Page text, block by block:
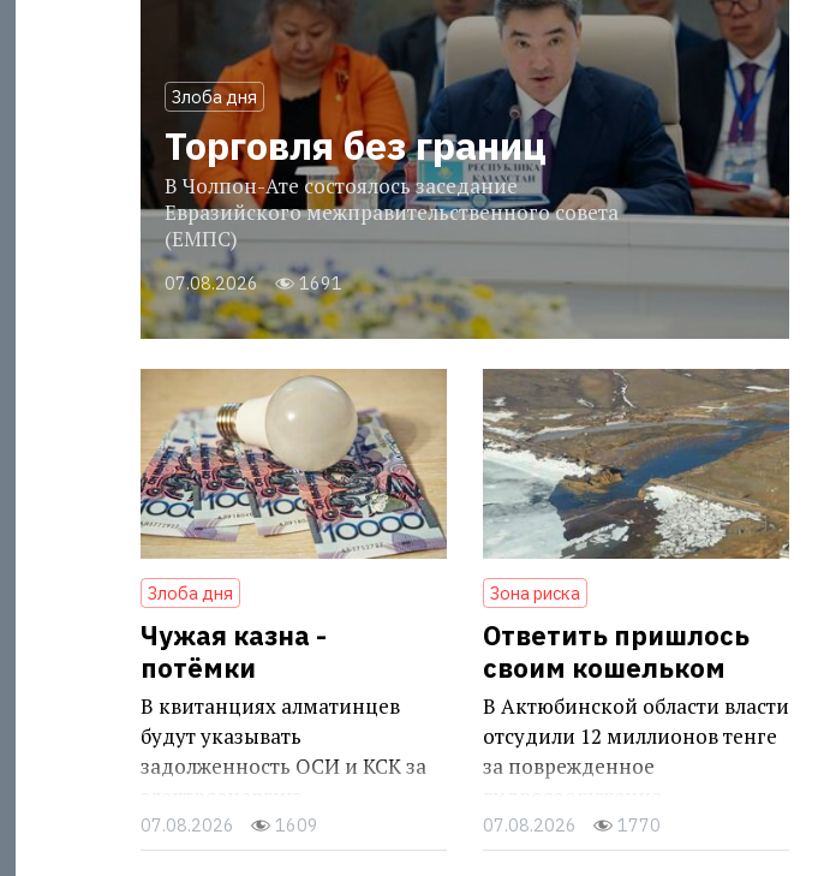
Злоба дня
Торговля без границ
В Чолпон-Ате состоялось заседание
Евразийского межправительственного совета
(ЕМПС)
07.08.2026 1691
Злоба дня
Чужая казна -
потёмки
В квитанциях алматинцев
будут указывать
задолженность ОСИ и КСК за
07.08.2026 1609
Зона риска
Ответить пришлось
своим кошельком
В Актюбинской области власти
отсудили 12 миллионов тенге
за поврежденное
07.08.2026 1770